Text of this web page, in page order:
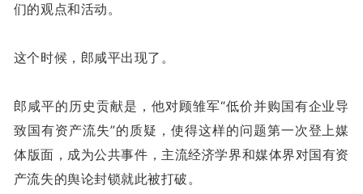
们的观点和活动。
这个时候，郎咸平出现了。
郎咸平的历史贡献是，他对顾雏军“低价并购国有企业导
致国有资产流失”的质疑，使得这样的问题第一次登上媒
体版面，成为公共事件，主流经济学界和媒体界对国有资
产流失的舆论封锁就此被打破。